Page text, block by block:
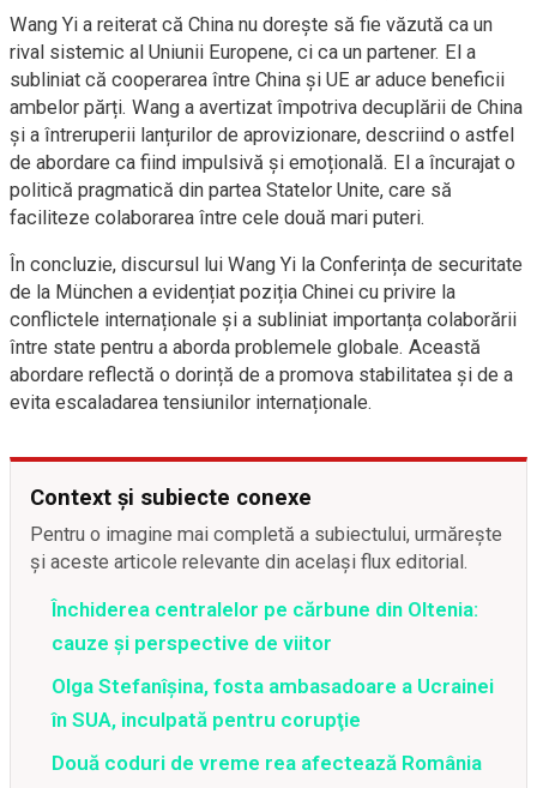
Wang Yi a reiterat că China nu dorește să fie văzută ca un
rival sistemic al Uniunii Europene, ci ca un partener. El a
subliniat că cooperarea între China și UE ar aduce beneficii
ambelor părți. Wang a avertizat împotriva decuplării de China
și a întreruperii lanțurilor de aprovizionare, descriind o astfel
de abordare ca fiind impulsivă și emoțională. El a încurajat o
politică pragmatică din partea Statelor Unite, care să
faciliteze colaborarea între cele două mari puteri.
În concluzie, discursul lui Wang Yi la Conferința de securitate
de la München a evidențiat poziția Chinei cu privire la
conflictele internaționale și a subliniat importanța colaborării
între state pentru a aborda problemele globale. Această
abordare reflectă o dorință de a promova stabilitatea și de a
evita escaladarea tensiunilor internaționale.
Context și subiecte conexe
Pentru o imagine mai completă a subiectului, urmărește
și aceste articole relevante din același flux editorial.
Închiderea centralelor pe cărbune din Oltenia:
cauze și perspective de viitor
Olga Stefanîşina, fosta ambasadoare a Ucrainei
în SUA, inculpată pentru corupţie
Două coduri de vreme rea afectează România